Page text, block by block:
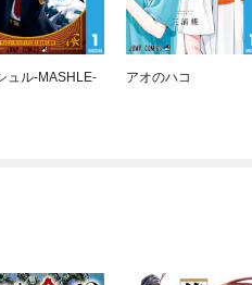
ュル-MASHLE- アオのハコ